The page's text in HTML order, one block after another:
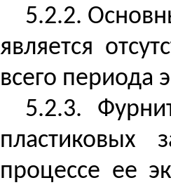
5.2.2.
является
всего периода
5.2.3.
пластиковых
процессе ее